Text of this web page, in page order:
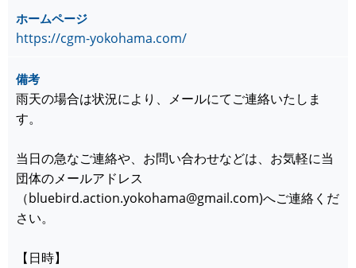
ホームページ
https://cgm-yokohama.com/
備考
雨天の場合は状況により、メールにてご連絡いたしま
す。
当日の急なご連絡や、お問い合わせなどは、お気軽に当
団体のメールアドレス
（bluebird.action.yokohama@gmail.com)へご連絡くだ
さい。
【日時】